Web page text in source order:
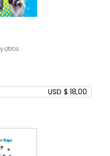
otros
USD $ 18,00